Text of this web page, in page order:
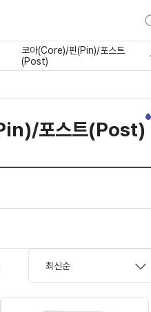
코아(Core)/핀(Pin)/포스트
(Post)
포스트(Post)